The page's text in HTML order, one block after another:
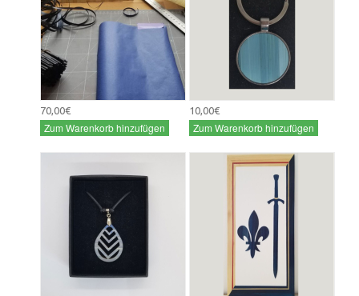
70,00€
Zum Warenkorb hinzufügen
10,00€
Zum Warenkorb hinzufügen